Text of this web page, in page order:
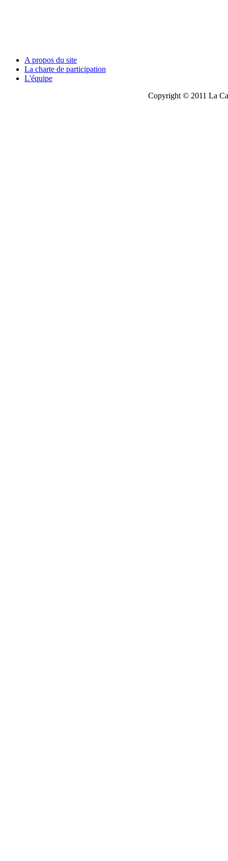
A propos du site
La charte de participation
L'équipe
Copyright © 2011 La